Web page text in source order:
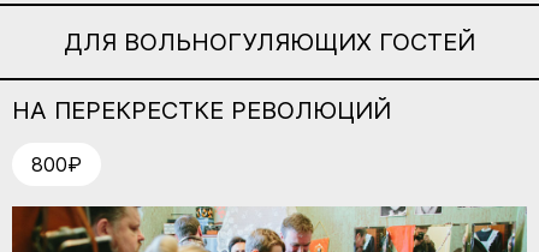
ДЛЯ ВОЛЬНОГУЛЯЮЩИХ ГОСТЕЙ
НА ПЕРЕКРЕСТКЕ РЕВОЛЮЦИЙ
800₽